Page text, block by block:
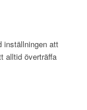
inställningen att
alltid överträffa